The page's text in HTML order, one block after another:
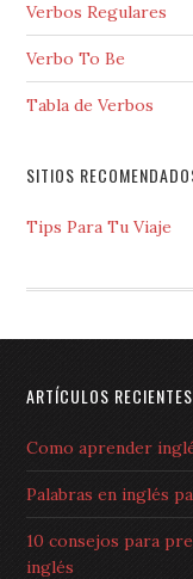
Verbos Regulares
Verbo To Be
Tabla de Verbos
SITIOS
Tips Para Tu Viaje
ARTÍCULOS
Como aprender
Palabras en inglés
10 consejos para
inglés